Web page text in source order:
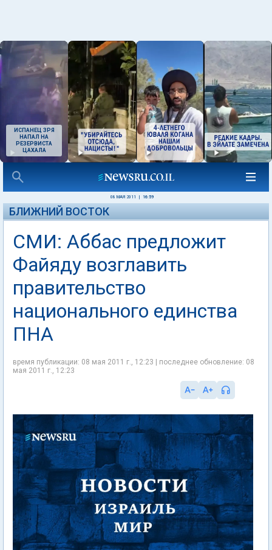
ИСПАНЕЦ ЗРЯ
НАПАЛ НА
РЕЗЕРВИСТА
ЦАХАЛА
08 МАЯ 2011 16:59
БЛИЖНИЙ ВОСТОК
СМИ: Аббас предложит
Файяду возглавить
правительство
национального единства
ПНА
время публикации: 08 мая 2011 г., 12:23 | последнее обновление: 08
мая 2011 г., 12:23